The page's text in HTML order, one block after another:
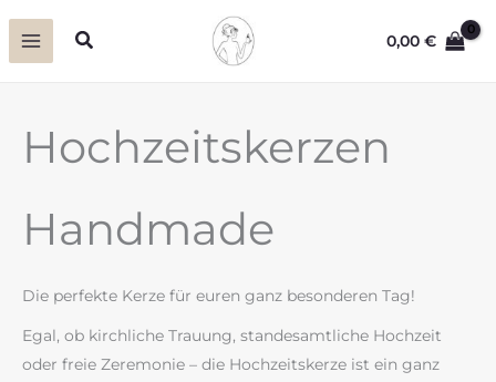
Inhalt
Suchen 0,00€
Hochzeitskerzen
Handmade
Die perfekte Kerze für euren ganz besonderen Tag!
Egal, ob kirchliche Trauung, standesamtliche Hochzeit
oder freie Zeremonie – die Hochzeitskerze ist ein ganz